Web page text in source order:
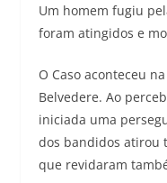
Um homem fugiu
foram atingidos e
O Caso aconteceu
Belvedere. Ao
iniciada uma
dos bandidos atirou
que revidaram